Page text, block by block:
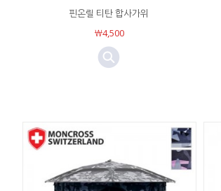
핀온릴 티탄 합사가위
￦4,500